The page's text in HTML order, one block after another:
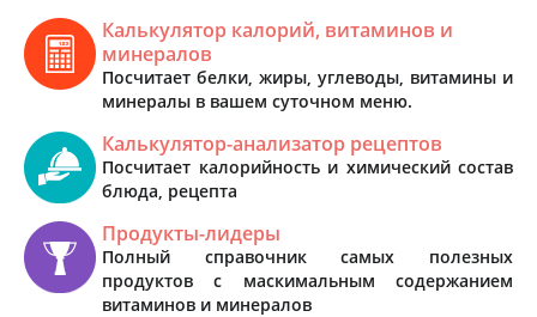
Калькулятор калорий, витаминов и
минералов
Посчитает белки, жиры, углеводы, витамины и
минералы в вашем суточном меню.
Калькулятор-анализатор рецептов
Посчитает калорийность и химический состав
блюда, рецепта
Продукты-лидеры
Полный справочник самых полезных
продуктов с маскимальным содержанием
витаминов и минералов